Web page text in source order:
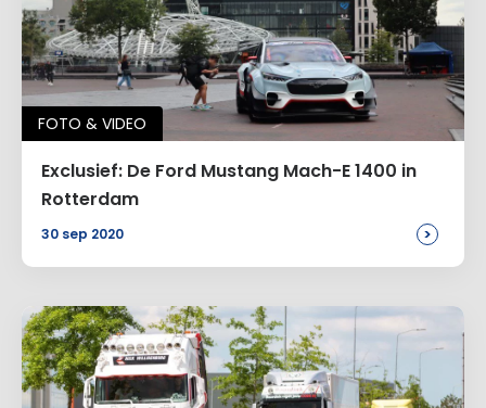
FOTO & VIDEO
Exclusief: De Ford Mustang Mach-E 1400 in
Rotterdam
30 sep 2020 >